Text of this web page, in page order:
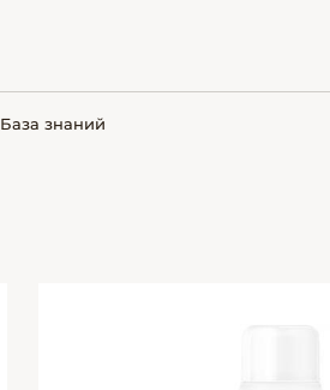
База знаний